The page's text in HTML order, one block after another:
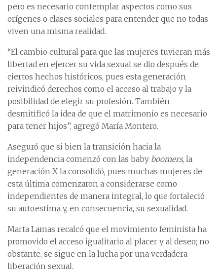
pero es necesario contemplar aspectos como sus
orígenes o clases sociales para entender que no todas
viven una misma realidad.
“El cambio cultural para que las mujeres tuvieran más
libertad en ejercer su vida sexual se dio después de
ciertos hechos históricos, pues esta generación
reivindicó derechos como el acceso al trabajo y la
posibilidad de elegir su profesión. También
desmitificó la idea de que el matrimonio es necesario
para tener hijos”, agregó María Montero.
Aseguró que si bien la transición hacia la
independencia comenzó con las baby boomers, la
generación X la consolidó, pues muchas mujeres de
esta última comenzaron a considerarse como
independientes de manera integral, lo que fortaleció
su autoestima y, en consecuencia, su sexualidad.
Marta Lamas recalcó que el movimiento feminista ha
promovido el acceso igualitario al placer y al deseo; no
obstante, se sigue en la lucha por una verdadera
liberación sexual.